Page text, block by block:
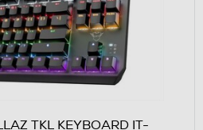
TKL KEYBOARD IT-